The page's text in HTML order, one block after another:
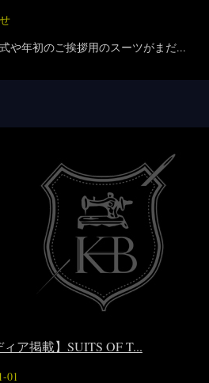
式や年初のご挨拶用のスーツがまだ...
ィア掲載】SUITS OF T...
01